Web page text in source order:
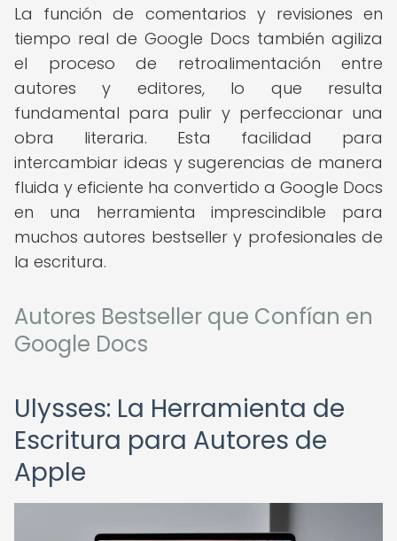
La función de comentarios y revisiones en
tiempo real de Google Docs también agiliza
el proceso de retroalimentación entre
autores y editores, lo que resulta
fundamental para pulir y perfeccionar una
obra literaria. Esta facilidad para
intercambiar ideas y sugerencias de manera
fluida y eficiente ha convertido a Google Docs
en una herramienta imprescindible para
muchos autores bestseller y profesionales de
la escritura.
Autores Bestseller que Confían en
Google Docs
Ulysses: La Herramienta de
Escritura para Autores de
Apple